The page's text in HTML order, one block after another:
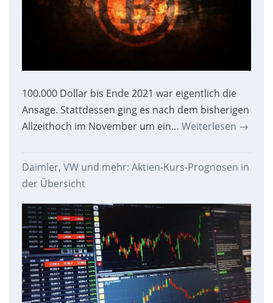
100.000 Dollar bis Ende 2021 war eigentlich die
Ansage. Stattdessen ging es nach dem bisherigen
Allzeithoch im November um ein… Weiterlesen →
Daimler, VW und mehr: Aktien-Kurs-Prognosen in
der Übersicht